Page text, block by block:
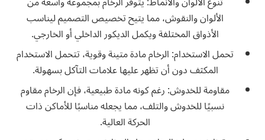
الألوان والنقوش، مما يتيح تخصيص التصميم ليناسب
الأذواق المختلفة ويكمل الديكور الداخلي أو الخارجي.
تحمل الاستخدام: الرخام مادة متينة وقوية، تتحمل الاستخدام
المكثف دون أن تظهر عليها علامات التآكل بسهولة.
مقاومة للخدوش: رغم كونه مادة طبيعية، فإن الرخام مقاوم
نسبيًا للخدوش والتلف، مما يجعله مناسبًا للأماكن ذات
الحركة العالية.